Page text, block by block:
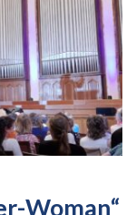
Woman“